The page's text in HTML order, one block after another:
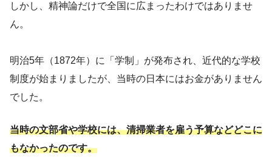
しかし、精神論だけで全国に広まったわけではありませ
ん。
明治5年（1872年）に「学制」が発布され、近代的な学校
制度が始まりましたが、当時の日本にはお金がありません
でした。
当時の文部省や学校には、清掃業者を雇う予算などどこに
もなかったのです。